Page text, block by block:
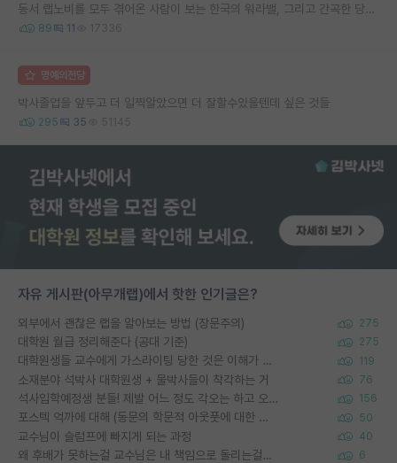
동서 랩노비를 모두 겪어온 사람이 보는 한국의 워라밸, 그리고 간곡한 당부의 말씀
89 11 17336
명예의전당
박사졸업을 앞두고 더 일찍알았으면 더 잘할수있을텐데 싶은 것들
295 35 51145
자유 게시판(아무개랩)에서 핫한 인기글은?
외부에서 괜찮은 랩을 알아보는 방법 (장문주의) 275
대학원 월급 정리해준다 (공대 기준) 275
대학원생들 교수에게 가스라이팅 당한 것은 이해가 갑니다. 안타깝네요. 119
소재분야 석박사 대학원생 + 물박사들이 착각하는 거 76
석사입학예정생 분들! 제발 어느 정도 각오는 하고 오세요. 156
포스텍 억까에 대해 (동문의 학문적 아웃풋에 대한 반박) 50
교수님이 슬럼프에 빠지게 되는 과정 40
왜 후배가 못하는걸 교수님은 내 책임으로 돌리는걸까요? 6